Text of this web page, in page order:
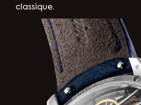
classique.